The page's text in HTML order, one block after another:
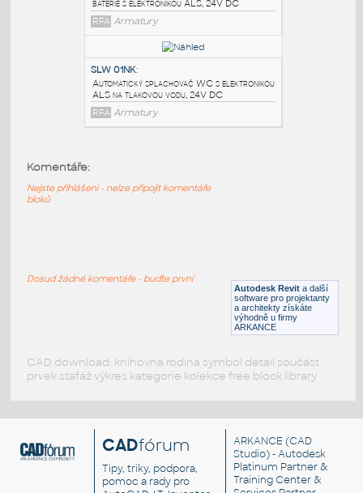
SLU 15:
Automatická umyvadlová směšovací baterie s
elektronikou ALS, 24V DC
RFA Armatury
RFA Armatury
ALS na tlakovou vodu, 24V DC
Autodesk Revit a další
software pro projektanty
a architekty získáte
výhodně u firmy
ARKANCE
Komentáře:
Nejste přihlášeni - nelze připojit komentáře
bloků
Dosud žádné komentáře - buďte první
CAD download: knihovna rodina symbol detail součást
prvek stafáž výkres kategorie kolekce free block library
CADfórum
Tipy, triky, podpora,
pomoc a rady pro
ARKANCE (CAD
Studio) - Autodesk
Platinum Partner &
Training Center &